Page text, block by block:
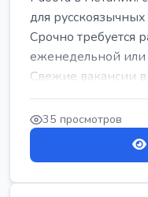
для
Срочно требуется
еженедельной или
Свежие вакансии в
35 просмотров